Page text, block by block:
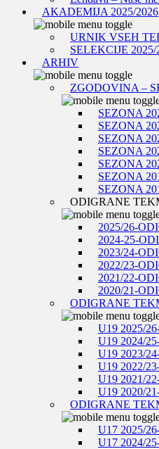
AKADEMIJA 2025/2026
URNIK VSEH
SELEKCIJE 2025/
ARHIV
ZGODOVINA –
SEZONA
SEZONA
SEZONA
SEZONA
SEZONA
SEZONA
SEZONA
ODIGRANE
2025/26-
2024-25-
2023/24-
2022/23-
2021/22-
2020/21-
ODIGRANE
U19 2025/
U19 2024/
U19 2023/
U19 2022/
U19 2021/
U19 2020/
ODIGRANE
U17 2025/
U17 2024/